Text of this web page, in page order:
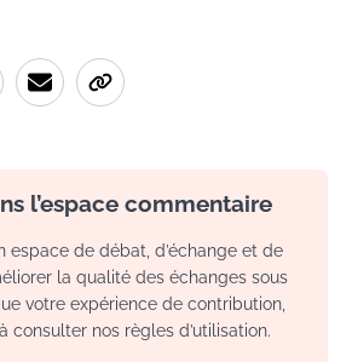
l’espace commentaire
espace de débat, d’échange et de
la qualité des échanges sous
votre expérience de contribution,
consulter nos règles d’utilisation.